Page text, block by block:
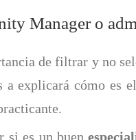
Manager o
de filtrar y no
a explicará cómo es
si es un buen